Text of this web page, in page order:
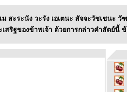
สะระนัง วะรัง เอเตนะ สัจจะวัชเชนะ
ริฐของข้าพเจ้า ด้วยการกล่าวคำสัตย์นี้